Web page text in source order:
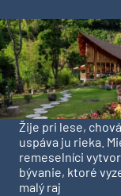
Žije pri lese,
uspáva ju rieka.
remeselníci
bývanie, ktoré
malý raj